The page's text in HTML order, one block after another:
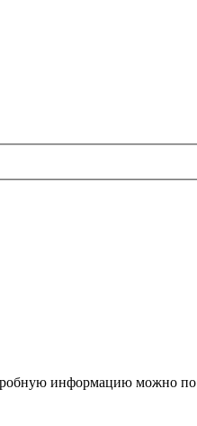
информацию можно